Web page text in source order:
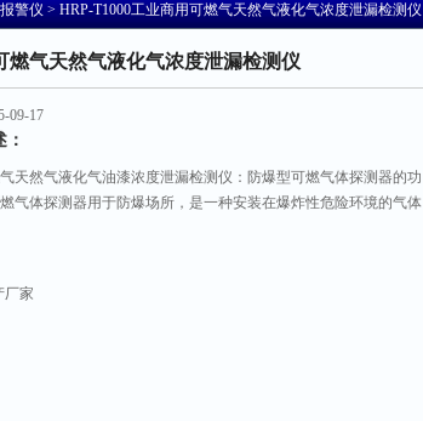
警仪> HRP-T1000工业商用可燃气天然气液化气浓度泄漏检测仪
燃气天然气液化气浓度泄漏检测仪
09-17
天然气液化气油漆浓度泄漏检测仪：防爆型可燃气体探测器的功
气体探测器用于防爆场所，是一种安装在爆炸性危险环境的气体
达到监测现场可燃气体浓度的目的。
厂家